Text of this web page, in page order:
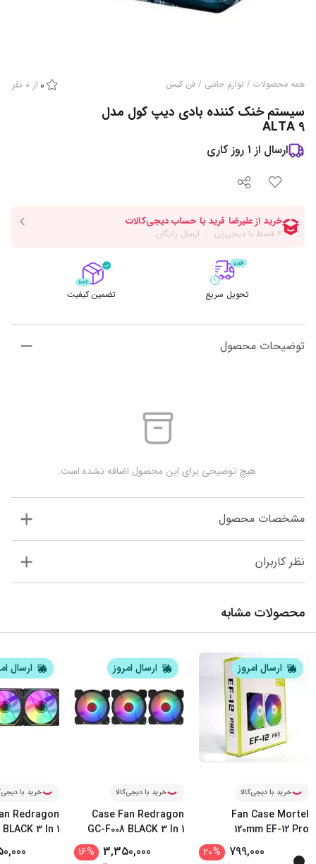
همه محصولات / لوازم جانبی / فن کیس 0 از 0 نفر
سیستم خنک کننده بادی دیپ کول مدل
ALTA 9
ارسال از 1 روز کاری
تحویل سریع تضمین کیفیت
توضیحات محصول
هیچ توضیحی برای این محصول اضافه نشده است.
مشخصات محصول
نظر کاربران
محصولات مشابه
ارسال امروز
خرید با دیجی‌کالا
Fan Case Mortel
120mm EF-12 Pro
799,000
%
20
ارسال امروز
خرید با دیجی‌کالا
Case Fan Redragon
GC-F008 BLACK 3 In 1
3,350,000
%
16
ارسال
خرید با
Redragon
3 In 1